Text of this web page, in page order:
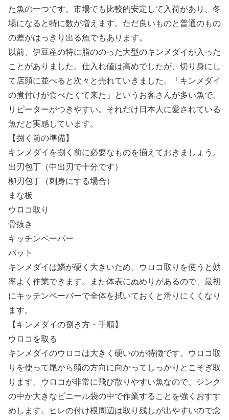
た魚の一つです。市場でも比較的安定して入荷があり、冬
場になると特に数が増えます。ただ良いものと普通のもの
の差がはっきり出る魚でもあります。
以前、伊豆産の特に脂ののった大型のキンメダイが入った
ことがありました。仕入れ値は高めでしたが、切り身にし
て店頭に並べると次々と売れていきました。「キンメダイ
の煮付けが食べたくて来た」というお客さんが多い魚で、
リピーターがつきやすい。それだけ日本人に愛されている
魚だと実感しています。
【捌く前の準備】
キンメダイを捌く前に必要なものを揃えておきましょう。
出刃包丁（中出刃で十分です）
柳刃包丁（刺身にする場合）
まな板
ウロコ取り
骨抜き
キッチンペーパー
バット
キンメダイは鱗が硬く大きいため、ウロコ取りを使うと効
率よく作業できます。また体表にぬめりがあるので、最初
にキッチンペーパーで全体を拭いておくと滑りにくくなり
ます。
【キンメダイの捌き方・手順】
ウロコを取る
キンメダイのウロコは大きく硬いのが特徴です。ウロコ取
りを使って尾から頭の方向に向かってしっかりとこそぎ取
ります。ウロコが非常に飛び散りやすい魚なので、シンク
の中か大きなビニール袋の中で作業することを強くおすす
めします。ヒレの付け根周辺は取り残しが出やすいので念